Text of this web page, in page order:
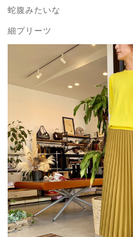
蛇腹みたいな
細プリーツ